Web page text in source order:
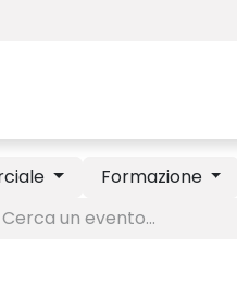
Formazione